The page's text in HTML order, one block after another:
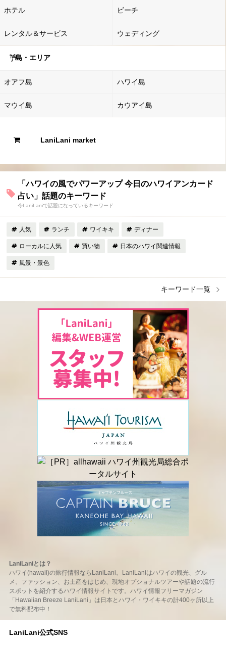
ホテル ビーチ
レンタル＆サービス ウェディング
島・エリア
オアフ島 ハワイ島
マウイ島 カウアイ島
LaniLani market
「ハワイの風でパワーアップ 今日のハワイアンカード
占い」話題のキーワード
今LaniLaniで話題になっているキーワード
人気 ランチ ワイキキ ディナー
ローカルに人気 買い物 日本のハワイ関連情報
風景・景色
キーワード一覧
LaniLaniとは？
ハワイ(hawaii)の旅行情報ならLaniLani。LaniLaniはハワイの観光、グル
メ、ファッション、お土産をはじめ、現地オプショナルツアーや話題の流行
スポットを紹介するハワイ情報サイトです。ハワイ情報フリーマガジン
「Hawaiian Breeze LaniLani」は日本とハワイ・ワイキキの計400ヶ所以上
で無料配布中！
LaniLani公式SNS